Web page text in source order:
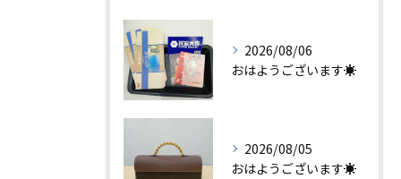
2026/08/06
おはようございます☀
2026/08/05
おはようございます☀